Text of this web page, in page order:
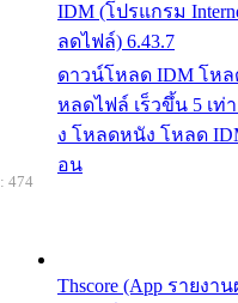
IDM (โปรแกรม
ลดไฟล์) 6.43.7
ดาวน์โหลด IDM โหลด
หลดไฟล์ เร็วขึ้น 5 เท่
ง โหลดหนัง โหลด
อน
Thscore (App รายง
474